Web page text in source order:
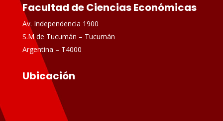
Facultad de Ciencias Económicas
Av. Independencia 1900
S.M de Tucumán – Tucumán
Argentina – T4000
Ubicación